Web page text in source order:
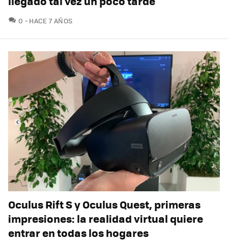
0 COMENTARIOS
HACE 7 AÑOS
Oculus Rift S y Oculus Quest, primeras
impresiones: la realidad virtual quiere
entrar en todas los hogares